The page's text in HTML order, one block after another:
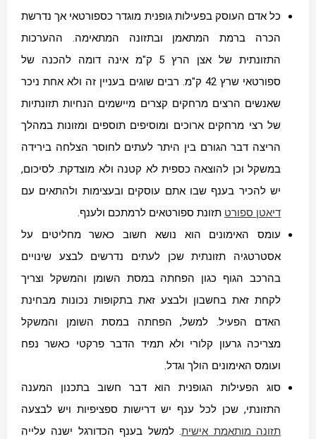
כל אדם העוסק בפעילות גופנית מוגדר כספורטאי אך נדרשת
הכרה ברמת המתאמן ובתזונה המתאימה. ההערכות
התזונתית של אצן הרץ 5 ק"מ אינה דומה להכנה של
ספורטאי שרץ 42 ק"מ. רבים שוגים בעניין זה ולא אחת ניכר
שאנשים הרצים מרחקים קצרים מיישמים הנחיות תזונתיות
של רצי מרחקים ארוכים ומוסיפים תוספים ומזונות במהלך
הריצה דבר הגורם בין היתר לעתים לחוסר הצלחה בירידה
במשקל וכן להוצאה כספית לא קטנה ולא מוצדקת. לסיכום,
יש להכיר בענף שבו אתם עוסקים ובעצימות ולהתאים עם
דיאטן ספורט תזונת ספורטאים לרמתכם ולענף.
עומס האימונים הוא נושא חשוב כאשר מחליטים על
אסטרטגיה תזונתית שכן לעתים נדרשים לבצע שינויים
בהרכב הגוף כגון הפחתה במסת השומן והמשקל וצריך
לקחת זאת בחשבון ולבצע זאת בתקופות נכונות מבחינת
האדם הפעיל. למשל, הפחתה במסת השומן והמשקל
מצריכה גרעון קלורי ולא תמיד הדבר פרקטי כאשר נפח
ועומס האימונים הולך וגדל.
סוג הפעילות הגופנית הוא דבר חשוב בתכנון המענה
התזונתי, שכן לכל ענף יש דרישות ספציפיות ויש לבצעה
תזונה מותאמת אישית. למשל בענף הכדורגל ישנה עלייה